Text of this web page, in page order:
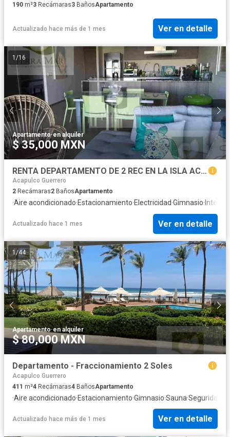
190 m²3 Recámaras3 BañosApartamento
Actualizado hace más de 1 mes Ver en detalle
1 /16
Apartamento·en alquiler
$ 35,000 MXN
RENTA DEPARTAMENTO DE 2 REC EN LA ISLA ACAPULCO CON ACCESO A PLAYA
Acapulco Guerrero
2 Recámaras2 BañosApartamento
·Aire acondicionado·Estacionamiento·Electricidad·Gimnasio· Internet
Actualizado hace 1 mes Ver en detalle
1/44
Apartamento·en alquiler
$ 80,000 MXN
Departamento - Fraccionamiento 2 Soles
Acapulco Guerrero
411 m²4 Recámaras4 BañosApartamento
·Aire acondicionado·Estacionamiento·Gimnasio·Sauna·Seguridad
Actualizado hace más de 1 mes Ver en detalle